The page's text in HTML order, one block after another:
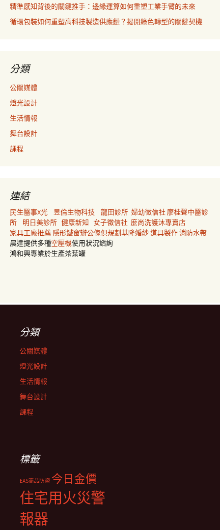
精準感知背後的關鍵推手：邊緣運算如何重塑工業手臂的未來
循環包裝如何重塑高科技製造供應鏈？揭開綠色轉型的關鍵契機
分類
公關媒體
燈光設計
生活情報
舞台設計
課程
連結
民生醫事X光 昱倫生物科技 龍田診所 婦幼徵信社 廖桂聲中醫診
所
明日美診所 健康新知 女子徵信社 麼尚洗護沐專賣店
家具工廠推薦 隱形鐵窗辦公傢俱規劃基隆婚紗道具製作消防水帶
晨達提供多種空壓機使用狀況諮詢
鴻和興專業於生產茶葉罐
分類
公關媒體
燈光設計
生活情報
舞台設計
課程
標籤
EAS商品防盜 今日金價
住宅用火災警
報器